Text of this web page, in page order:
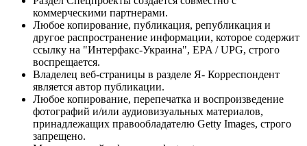
коммерческими партнерами.
Любое копирование, публикация, републикация и
другое распространение информации, которое содержит
ссылку на "Интерфакс-Украина", EPA / UPG, строго
воспрещается.
Владелец веб-страницы в разделе Я- Корреспондент
является автор публикации.
Любое копирование, перепечатка и воспроизведение
фотографий и/или аудиовизуальных материалов,
принадлежащих правообладателю Getty Images, строго
запрещено.